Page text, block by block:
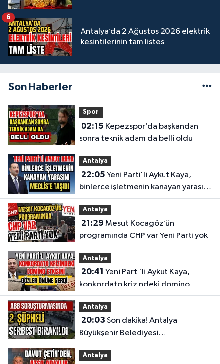
Antalya’da 2 Ağustos 2026 elektrik
kesintilerinin tam listesi
6
Son Haberler
Spor
02:15
sonra teknik adam da belli oldu
Antalya
22:05
binlerce işletmenin kanayan yarasını
Meclis'e taşıdı
Antalya
21:29
programında CHP var Yeni Parti yok
Antalya
20:41
konkordato krizindeki domino
etkisini gözler önüne serdi
Antalya
20:03
Büyükşehir Belediyesi
soruşturmasında 2 şüpheli serbest
bırakıldı
Antalya